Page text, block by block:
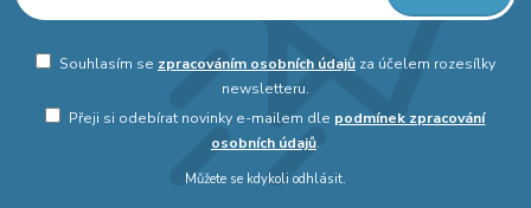
Souhlasím se zpracováním osobních údajůza účelem rozesílky
newsletteru.
Přeji si odebírat novinky e-mailem dle podmínek zpracování
osobních údajů.
Můžete se kdykoli odhlásit.